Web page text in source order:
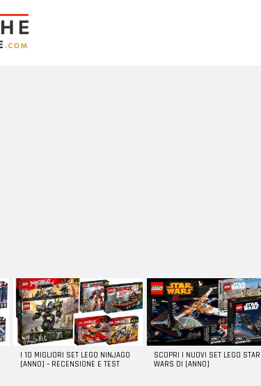
I 10 MIGLIORI SET LEGO NINJAGO
[ANNO] – RECENSIONE E TEST
SCOPRI I NUOVI SET LEGO STAR
WARS DI [ANNO]